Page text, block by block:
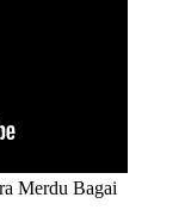
Merdu Bagai